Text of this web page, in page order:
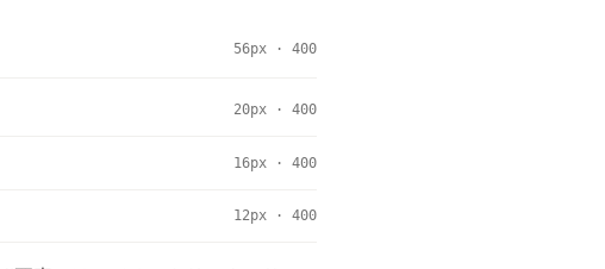
56px · 400
20px · 400
16px · 400
12px · 400